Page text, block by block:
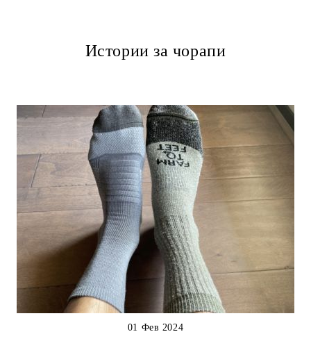
Истории за чорапи
01 Фев 2024